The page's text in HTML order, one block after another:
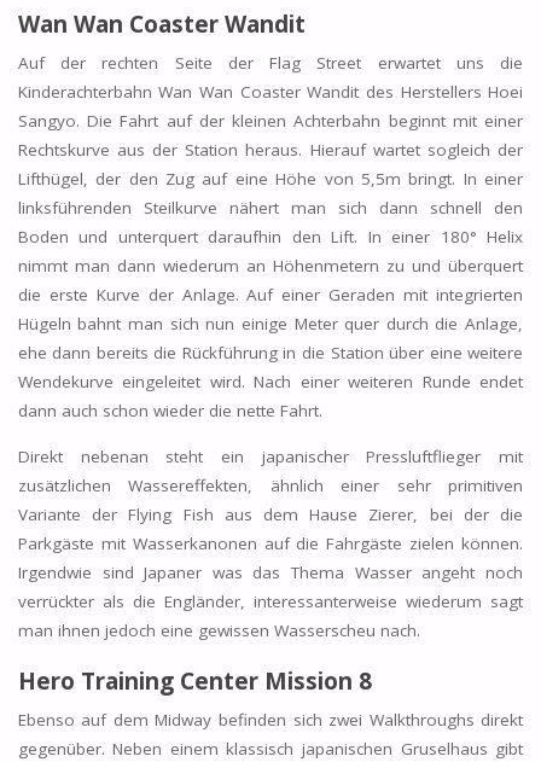
Wan Wan Coaster Wandit
Auf der rechten Seite der Flag Street erwartet uns die
Kinderachterbahn Wan Wan Coaster Wandit des Herstellers Hoei
Sangyo. Die Fahrt auf der kleinen Achterbahn beginnt mit einer
Rechtskurve aus der Station heraus. Hierauf wartet sogleich der
Lifthügel, der den Zug auf eine Höhe von 5,5m bringt. In einer
linksführenden Steilkurve nähert man sich dann schnell den
Boden und unterquert daraufhin den Lift. In einer 180° Helix
nimmt man dann wiederum an Höhenmetern zu und überquert
die erste Kurve der Anlage. Auf einer Geraden mit integrierten
Hügeln bahnt man sich nun einige Meter quer durch die Anlage,
ehe dann bereits die Rückführung in die Station über eine weitere
Wendekurve eingeleitet wird. Nach einer weiteren Runde endet
dann auch schon wieder die nette Fahrt.
Direkt nebenan steht ein japanischer Pressluftflieger mit
zusätzlichen Wassereffekten, ähnlich einer sehr primitiven
Variante der Flying Fish aus dem Hause Zierer, bei der die
Parkgäste mit Wasserkanonen auf die Fahrgäste zielen können.
Irgendwie sind Japaner was das Thema Wasser angeht noch
verrückter als die Engländer, interessanterweise wiederum sagt
man ihnen jedoch eine gewissen Wasserscheu nach.
Hero Training Center Mission 8
Ebenso auf dem Midway befinden sich zwei Walkthroughs direkt
gegenüber. Neben einem klassisch japanischen Gruselhaus gibt